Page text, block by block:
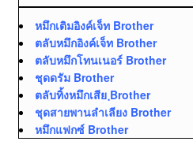
หมึกเติมอิงค์เจ็ท Brother
ตลับหมึกอิงค์เจ็ท Brother
ตลับหมึกโทนเนอร์ Brother
ชุดดรัม Brother
ตลับทิ้งหมึกเสีย ฺBrother
ชุดสายพานลำเลียง Brother
หมึกแฟกซ์ Brother